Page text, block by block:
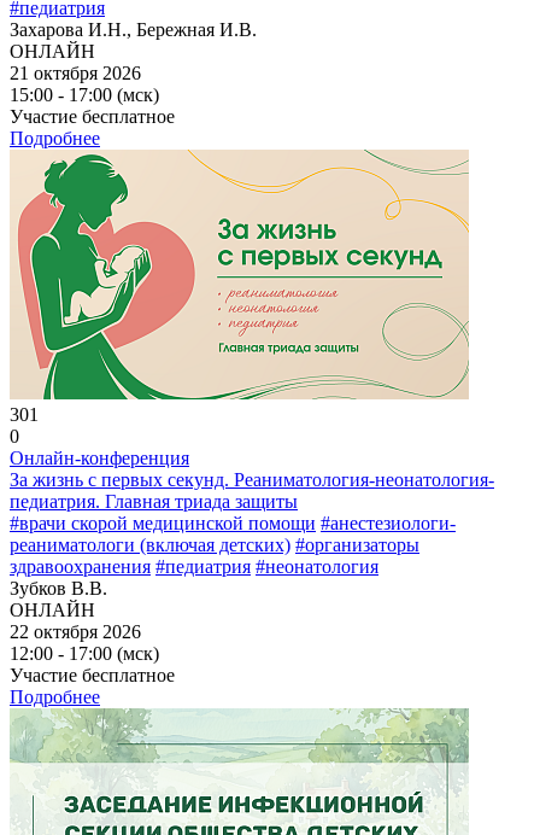
#педиатрия
Захарова И.Н., Бережная И.В.
ОНЛАЙН
21 октября 2026
15:00 - 17:00 (мск)
Участие бесплатное
Подробнее
301
0
Онлайн-конференция
За жизнь с первых секунд. Реаниматология-неонатология-
педиатрия. Главная триада защиты
#врачи скорой медицинской помощи #анестезиологи-
реаниматологи (включая детских) #организаторы
здравоохранения #педиатрия #неонатология
Зубков В.В.
ОНЛАЙН
22 октября 2026
12:00 - 17:00 (мск)
Участие бесплатное
Подробнее